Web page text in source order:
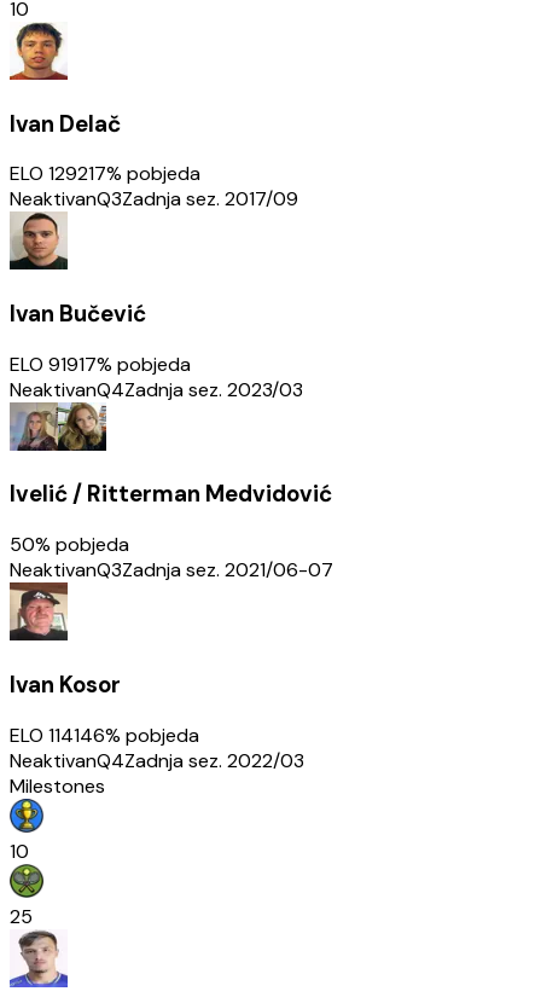
10
Ivan Delač
ELO 129217% pobjeda
NeaktivanQ3Zadnja sez. 2017/09
Ivan Bučević
ELO 91917% pobjeda
NeaktivanQ4Zadnja sez. 2023/03
Ivelić / Ritterman Medvidović
50% pobjeda
NeaktivanQ3Zadnja sez. 2021/06-07
Ivan Kosor
ELO 114146% pobjeda
NeaktivanQ4Zadnja sez. 2022/03
Milestones
10
25